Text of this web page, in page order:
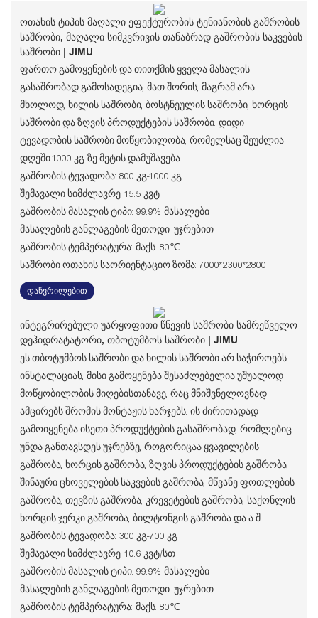
Ოთახის Ტიპის Მაღალი Ეფექტურობის Ტენიანობის Გაშრობის
Საშრობი, Მაღალი Სიმკვრივის Თანაბრად Გაშრობის Საკვების
Საშრობი | JIMU
ფართო გამოყენების და თითქმის ყველა მასალის
გასაშრობად გამოსადეგია, მათ შორის, მაგრამ არა
მხოლოდ, ხილის საშრობი, ბოსტნეულის საშრობი, ხორცის
საშრობი და ზღვის პროდუქტების საშრობი. დიდი
ტევადობის საშრობი მოწყობილობა, რომელსაც შეუძლია
დღეში 1000 კგ-ზე მეტის დამუშავება.
გაშრობის ტევადობა: 800 კგ-1000 კგ
შემავალი სიმძლავრე: 15.5 კვტ
გაშრობის მასალის ტიპი: 99.9% მასალები
მასალების განლაგების მეთოდი: უჯრებით
გაშრობის ტემპერატურა: მაქს. 80℃
საშრობი ოთახის საორიენტაციო ზომა: 7000*2300*2800
დაწვრილებით
Ინტეგრირებული Უარყოფითი Წნევის Საშრობი Სამრეწველო
Დეჰიდრატატორი, Თბოტუმბოს Საშრობი | JIMU
ეს თბოტუმბოს საშრობი და ხილის საშრობი არ საჭიროებს
ინსტალაციას, მისი გამოყენება შესაძლებელია უშუალოდ
მოწყობილობის მიღებისთანავე, რაც მნიშვნელოვნად
ამცირებს შრომის მონტაჟის ხარჯებს. ის ძირითადად
გამოიყენება ისეთი პროდუქტების გასაშრობად, რომლებიც
უნდა განთავსდეს უჯრებზე, როგორიცაა ყვავილების
გაშრობა, ხორცის გაშრობა, ზღვის პროდუქტების გაშრობა,
შინაური ცხოველების საკვების გაშრობა, მწვანე ფოთლების
გაშრობა, თევზის გაშრობა, კრევეტების გაშრობა, საქონლის
ხორცის ჯერკი გაშრობა, ბილტონგის გაშრობა და ა.შ.
გაშრობის ტევადობა: 300 კგ-700 კგ
შემავალი სიმძლავრე: 10.6 კვტ/სთ
გაშრობის მასალის ტიპი: 99.9% მასალები
მასალების განლაგების მეთოდი: უჯრებით
გაშრობის ტემპერატურა: მაქს. 80℃